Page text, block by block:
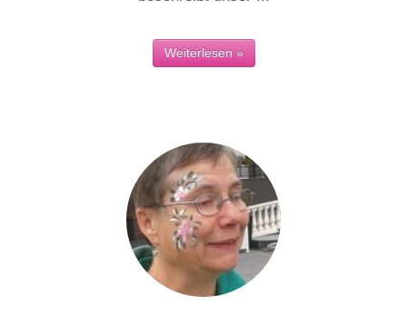
Weiterlesen »